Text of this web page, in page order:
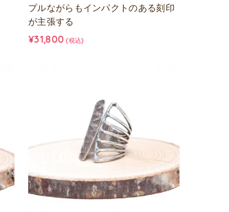
プルながらもインパクトのある刻印
が主張する
¥31,800 (税込)